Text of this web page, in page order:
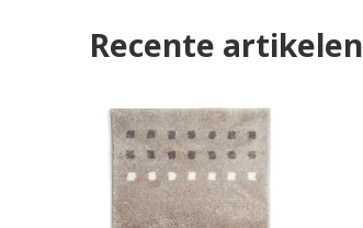
Recente artikelen